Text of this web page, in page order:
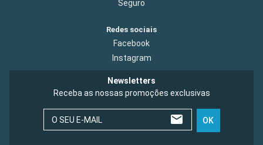
Seguro
Redes sociais
Facebook
Instagram
Newsletters
Receba as nossas promoções exclusivas
O SEU E-MAIL OK